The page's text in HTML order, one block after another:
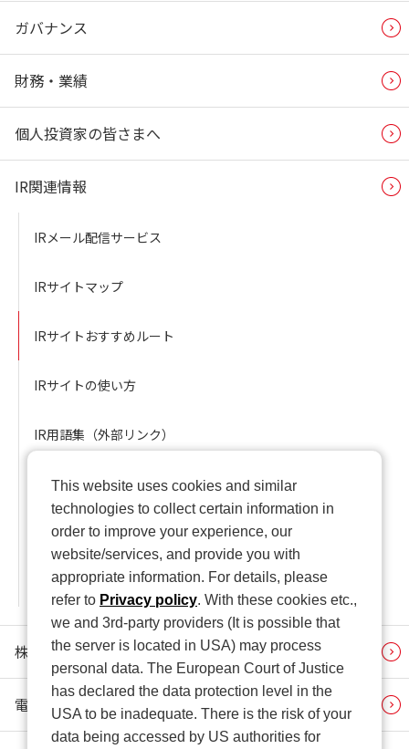
ガバナンス
財務・業績
個人投資家の皆さまへ
IR関連情報
IRメール配信サービス
IRサイトマップ
IRサイトおすすめルート
IRサイトの使い方
IR用語集（外部リンク）
IRに関するお問い合わせ
社外からの評価（IR）
IRに関するアンケート
株式・株主情報
電子公告
This website uses cookies and similar
technologies to collect certain information in
order to improve your experience, our
website/services, and provide you with
appropriate information. For details, please
refer to Privacy policy. With these cookies etc.,
we and 3rd-party providers (It is possible that
the server is located in USA) may process
personal data. The European Court of Justice
has declared the data protection level in the
USA to be inadequate. There is the risk of your
data being accessed by US authorities for